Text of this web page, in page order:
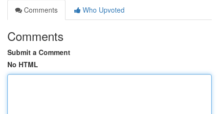
Comments
Who Upvoted
Comments
Submit a Comment
No HTML